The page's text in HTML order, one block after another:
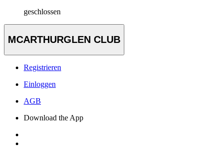
geschlossen
MCARTHURGLEN CLUB
Registrieren
Einloggen
AGB
Download the App